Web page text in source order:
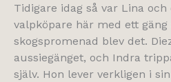
Tidigare idag så var Lina och
valpköpare här med ett gäng
skogspromenad blev det.
aussiegänget, och Indra
själv. Hon lever verkligen i